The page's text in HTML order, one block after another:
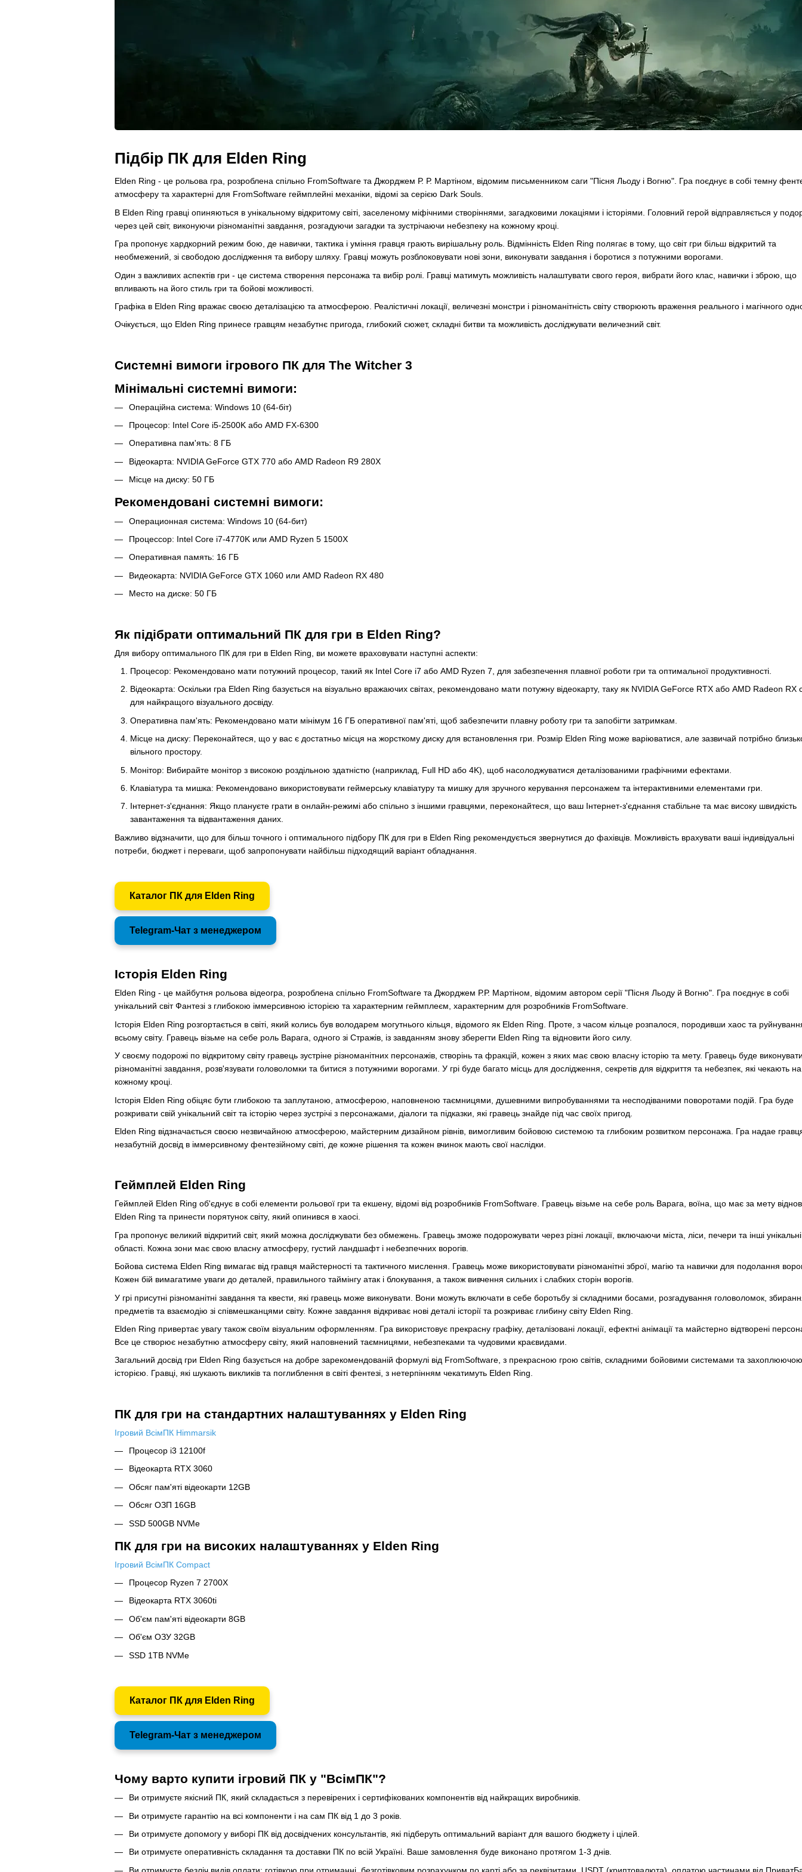
Підбір ПК для Elden Ring
Elden Ring - це рольова гра, розроблена спільно FromSoftware та Джорджем Р. Р. Мартіном, відомим письменником саги "Пісня Льоду і Вогню". Гра поєднує в собі темну
атмосферу та характерні для FromSoftware геймплейні механіки, відомі за серією Dark Souls.
В Elden Ring гравці опиняються в унікальному відкритому світі, заселеному міфічними створіннями, загадковими локаціями і історіями. Головний герой відправляється у
через цей світ, виконуючи різноманітні завдання, розгадуючи загадки та зустрічаючи небезпеку на кожному кроці.
Гра пропонує хардкорний режим бою, де навички, тактика і уміння гравця грають вирішальну роль. Відмінність Elden Ring полягає в тому, що світ гри більш відкритий та
необмежений, зі свободою дослідження та вибору шляху. Гравці можуть розблоковувати нові зони, виконувати завдання і боротися з потужними ворогами.
Один з важливих аспектів гри - це система створення персонажа та вибір ролі. Гравці матимуть можливість налаштувати свого героя, вибрати його клас, навички і зброю, що
впливають на його стиль гри та бойові можливості.
Графіка в Elden Ring вражає своєю деталізацією та атмосферою. Реалістичні локації, величезні монстри і різноманітність світу створюють враження реального і магічного
Очікується, що Elden Ring принесе гравцям незабутнє пригода, глибокий сюжет, складні битви та можливість досліджувати величезний світ.
Системні вимоги ігрового ПК для The Witcher 3
Мінімальні системні вимоги:
Операційна система: Windows 10 (64-біт)
Процесор: Intel Core i5-2500K або AMD FX-6300
Оперативна пам'ять: 8 ГБ
Відеокарта: NVIDIA GeForce GTX 770 або AMD Radeon R9 280X
Місце на диску: 50 ГБ
Рекомендовані системні вимоги:
Операционная система: Windows 10 (64-бит)
Процессор: Intel Core i7-4770K или AMD Ryzen 5 1500X
Оперативная память: 16 ГБ
Видеокарта: NVIDIA GeForce GTX 1060 или AMD Radeon RX 480
Место на диске: 50 ГБ
Як підібрати оптимальний ПК для гри в Elden Ring?
Для вибору оптимального ПК для гри в Elden Ring, ви можете враховувати наступні аспекти:
Процесор: Рекомендовано мати потужний процесор, такий як Intel Core i7 або AMD Ryzen 7, для забезпечення плавної роботи гри та оптимальної продуктивності.
Відеокарта: Оскільки гра Elden Ring базується на візуально вражаючих світах, рекомендовано мати потужну відеокарту, таку як NVIDIA GeForce RTX або AMD Radeon RX
для найкращого візуального досвіду.
Оперативна пам'ять: Рекомендовано мати мінімум 16 ГБ оперативної пам'яті, щоб забезпечити плавну роботу гри та запобігти затримкам.
Місце на диску: Переконайтеся, що у вас є достатньо місця на жорсткому диску для встановлення гри. Розмір Elden Ring може варіюватися, але зазвичай потрібно
вільного простору.
Монітор: Вибирайте монітор з високою роздільною здатністю (наприклад, Full HD або 4K), щоб насолоджуватися деталізованими графічними ефектами.
Клавіатура та мишка: Рекомендовано використовувати геймерську клавіатуру та мишку для зручного керування персонажем та інтерактивними елементами гри.
Інтернет-з'єднання: Якщо плануєте грати в онлайн-режимі або спільно з іншими гравцями, переконайтеся, що ваш Інтернет-з'єднання стабільне та має високу швидкість
завантаження та відвантаження даних.
Важливо відзначити, що для більш точного і оптимального підбору ПК для гри в Elden Ring рекомендується звернутися до фахівців. Можливість врахувати ваші індивідуальні
потреби, бюджет і переваги, щоб запропонувати найбільш підходящий варіант обладнання.
Каталог ПК для Elden Ring
Telegram-Чат з менеджером
Історія Elden Ring
Elden Ring - це майбутня рольова відеогра, розроблена спільно FromSoftware та Джорджем Р.Р. Мартіном, відомим автором серії "Пісня Льоду й Вогню". Гра поєднує в собі
унікальний світ Фантезі з глибокою іммерсивною історією та характерним геймплеєм, характерним для розробників FromSoftware.
Історія Elden Ring розгортається в світі, який колись був володарем могутнього кільця, відомого як Elden Ring. Проте, з часом кільце розпалося, породивши хаос та
всьому світу. Гравець візьме на себе роль Варага, одного зі Стражів, із завданням знову зберегти Elden Ring та відновити його силу.
У своєму подорожі по відкритому світу гравець зустріне різноманітних персонажів, створінь та фракцій, кожен з яких має свою власну історію та мету. Гравець буде
різноманітні завдання, розв'язувати головоломки та битися з потужними ворогами. У грі буде багато місць для дослідження, секретів для відкриття та небезпек, які чекають на
кожному кроці.
Історія Elden Ring обіцяє бути глибокою та заплутаною, атмосферою, наповненою таємницями, душевними випробуваннями та несподіваними поворотами подій. Гра буде
розкривати свій унікальний світ та історію через зустрічі з персонажами, діалоги та підказки, які гравець знайде під час своїх пригод.
Elden Ring відзначається своєю незвичайною атмосферою, майстерним дизайном рівнів, вимогливим бойовою системою та глибоким розвитком персонажа. Гра надае
незабутній досвід в іммерсивному фентезійному світі, де кожне рішення та кожен вчинок мають свої наслідки.
Геймплей Elden Ring
Геймплей Elden Ring об'єднує в собі елементи рольової гри та екшену, відомі від розробників FromSoftware. Гравець візьме на себе роль Варага, воїна, що має за мету
Elden Ring та принести порятунок світу, який опинився в хаосі.
Гра пропонує великий відкритий світ, який можна досліджувати без обмежень. Гравець зможе подорожувати через різні локації, включаючи міста, ліси, печери та інші унікальні
області. Кожна зони має свою власну атмосферу, густий ландшафт і небезпечних ворогів.
Бойова система Elden Ring вимагає від гравця майстерності та тактичного мислення. Гравець може використовувати різноманітні зброї, магію та навички для подолання
Кожен бій вимагатиме уваги до деталей, правильного таймінгу атак і блокування, а також вивчення сильних і слабких сторін ворогів.
У грі присутні різноманітні завдання та квести, які гравець може виконувати. Вони можуть включати в себе боротьбу зі складними босами, розгадування головоломок,
предметів та взаємодію зі співмешканцями світу. Кожне завдання відкриває нові деталі історії та розкриває глибину світу Elden Ring.
Elden Ring привертає увагу також своїм візуальним оформленням. Гра використовує прекрасну графіку, деталізовані локації, ефектні анімації та майстерно відтворені
Все це створює незабутню атмосферу світу, який наповнений таємницями, небезпеками та чудовими краєвидами.
Загальний досвід гри Elden Ring базується на добре зарекомендованій формулі від FromSoftware, з прекрасною грою світів, складними бойовими системами та захоплюючою
історією. Гравці, які шукають викликів та поглиблення в світі фентезі, з нетерпінням чекатимуть Elden Ring.
ПК для гри на стандартних налаштуваннях у Elden Ring
Ігровий ВсімПК Himmarsik
Процесор i3 12100f
Відеокарта RTX 3060
Обсяг пам'яті відеокарти 12GB
Обсяг ОЗП 16GB
SSD 500GB NVMe
ПК для гри на високих налаштуваннях у Elden Ring
Ігровий ВсімПК Compact
Процесор Ryzen 7 2700X
Відеокарта RTX 3060ti
Об'єм пам'яті відеокарти 8GB
Об'єм ОЗУ 32GB
SSD 1TB NVMe
Каталог ПК для Elden Ring
Telegram-Чат з менеджером
Чому варто купити ігровий ПК у "ВсімПК"?
Ви отримуєте якісний ПК, який складається з перевірених і сертифікованих компонентів від найкращих виробників.
Ви отримуєте гарантію на всі компоненти і на сам ПК від 1 до 3 років.
Ви отримуєте допомогу у виборі ПК від досвідчених консультантів, які підберуть оптимальний варіант для вашого бюджету і цілей.
Ви отримуєте оперативність складання та доставки ПК по всій Україні. Ваше замовлення буде виконано протягом 1-3 днів.